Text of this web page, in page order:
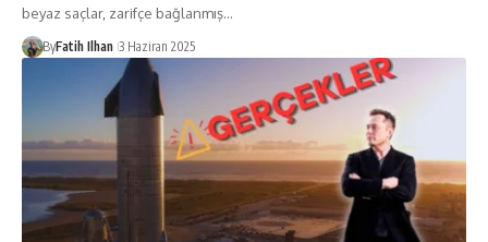
beyaz saçlar, zarifçe bağlanmış…
ByFatih Ilhan 3 Haziran 2025